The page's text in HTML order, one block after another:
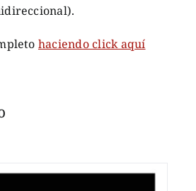
haciendo click aquí